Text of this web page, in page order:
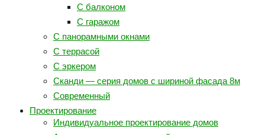
С балконом
С гаражом
С панорамными окнами
С террасой
С эркером
Сканди — серия домов с шириной фасада 8м
Современный
Проектирование
Индивидуальное проектирование домов